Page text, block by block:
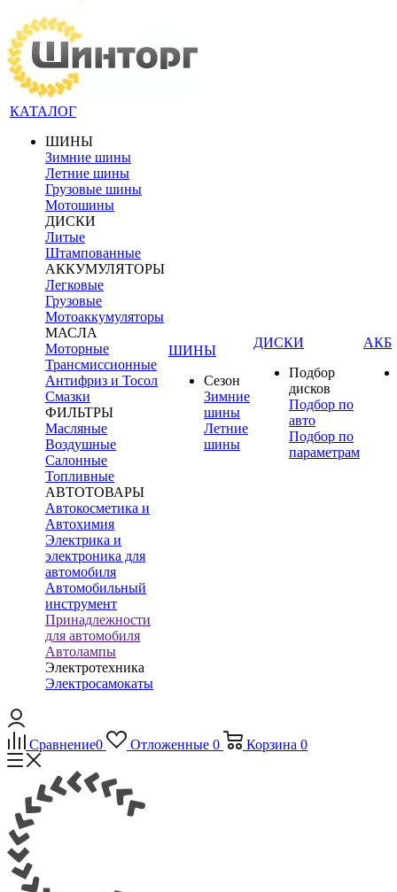
КАТАЛОГ
ШИНЫ
Зимние шины
Летние шины
Грузовые шины
Мотошины
ДИСКИ
Литые
Штампованные
АККУМУЛЯТОРЫ
Легковые
Грузовые
Мотоаккумуляторы
МАСЛА
Моторные
Трансмиссионные
Антифриз и Тосол
Смазки
ФИЛЬТРЫ
Масляные
Воздушные
Салонные
Топливные
АВТОТОВАРЫ
Автокосметика и
Автохимия
Электрика и
электроника для
автомобиля
Автомобильный
инструмент
Принадлежности
для автомобиля
Автолампы
Электротехника
Электросамокаты
ШИНЫ
Сезон
Зимние
шины
Летние
шины
ДИСКИ
Подбор
дисков
Подбор по
авто
Подбор по
параметрам
АКБ
Сравнение0 Отложенные 0 Корзина 0